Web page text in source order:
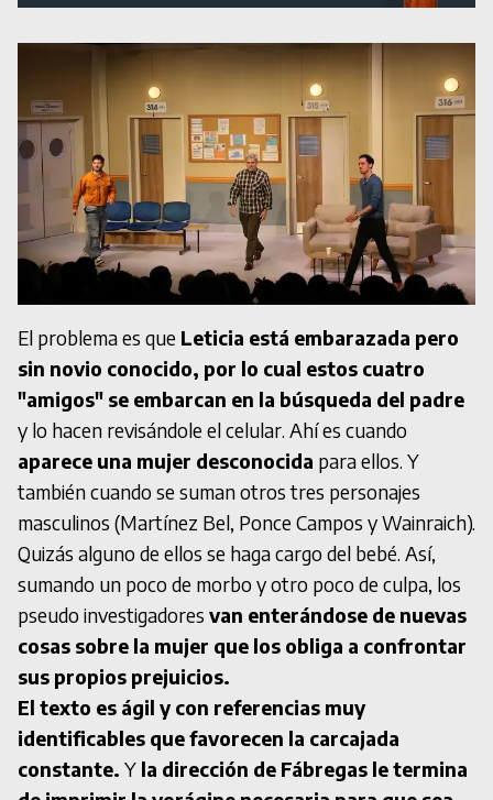
El problema es que Leticia está embarazada pero
sin novio conocido, por lo cual estos cuatro
"amigos" se embarcan en la búsqueda del padre
y lo hacen revisándole el celular. Ahí es cuando
aparece una mujer desconocida para ellos. Y
también cuando se suman otros tres personajes
masculinos (Martínez Bel, Ponce Campos y Wainraich).
Quizás alguno de ellos se haga cargo del bebé. Así,
sumando un poco de morbo y otro poco de culpa, los
pseudo investigadores van enterándose de nuevas
cosas sobre la mujer que los obliga a confrontar
sus propios prejuicios.
El texto es ágil y con referencias muy
identificables que favorecen la carcajada
constante. Y la dirección de Fábregas le termina